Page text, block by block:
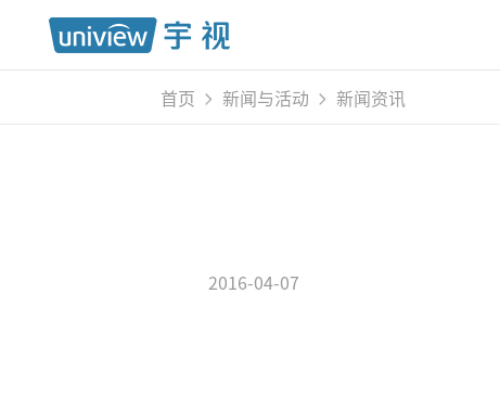
首页 新闻与活动 新闻资讯
2016-04-07